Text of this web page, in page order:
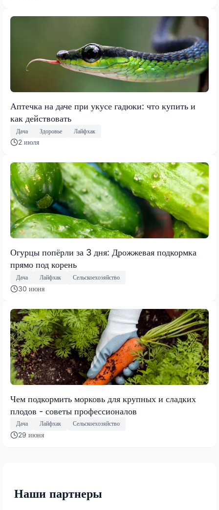
Аптечка на даче при укусе гадюки: что купить и
как действовать
Дача Здоровье Лайфхак
2 июля
Огурцы попёрли за 3 дня: Дрожжевая подкормка
прямо под корень
Дача Лайфхак Сельскоехозяйство
30 июня
Чем подкормить морковь для крупных и сладких
плодов - советы профессионалов
Дача Лайфхак Сельскоехозяйство
29 июня
Наши партнеры